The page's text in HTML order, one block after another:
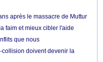
après le massacre de Muttur
faim et mieux cibler l'aide
que nous
collision doivent devenir la